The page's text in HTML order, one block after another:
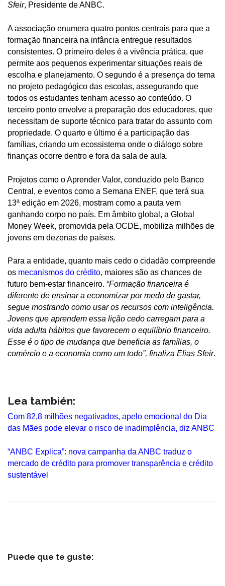
Sfeir, Presidente de ANBC.
A associação enumera quatro pontos centrais para que a
formação financeira na infância entregue resultados
consistentes. O primeiro deles é a vivência prática, que
permite aos pequenos experimentar situações reais de
escolha e planejamento. O segundo é a presença do tema
no projeto pedagógico das escolas, assegurando que
todos os estudantes tenham acesso ao conteúdo. O
terceiro ponto envolve a preparação dos educadores, que
necessitam de suporte técnico para tratar do assunto com
propriedade. O quarto e último é a participação das
famílias, criando um ecossistema onde o diálogo sobre
finanças ocorre dentro e fora da sala de aula.
Projetos como o Aprender Valor, conduzido pelo Banco
Central, e eventos como a Semana ENEF, que terá sua
13ª edição em 2026, mostram como a pauta vem
ganhando corpo no país. Em âmbito global, a Global
Money Week, promovida pela OCDE, mobiliza milhões de
jovens em dezenas de países.
Para a entidade, quanto mais cedo o cidadão compreende
os mecanismos do crédito, maiores são as chances de
futuro bem-estar financeiro. “Formação financeira é
diferente de ensinar a economizar por medo de gastar,
segue mostrando como usar os recursos com inteligência.
Jovens que aprendem essa lição cedo carregam para a
vida adulta hábitos que favorecem o equilíbrio financeiro.
Esse é o tipo de mudança que beneficia as famílias, o
comércio e a economia como um todo”, finaliza Elias Sfeir.
Lea también:
Com 82,8 milhões negativados, apelo emocional do Dia
das Mães pode elevar o risco de inadimplência, diz ANBC
“ANBC Explica”: nova campanha da ANBC traduz o
mercado de crédito para promover transparência e crédito
sustentável
Puede que te guste: